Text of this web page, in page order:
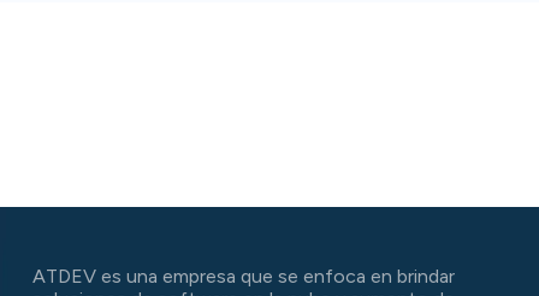
ATDEV es una empresa que se enfoca en brindar